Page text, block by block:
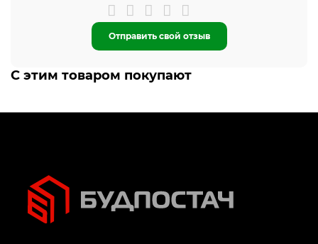
Отправить свой отзыв
С этим товаром покупают